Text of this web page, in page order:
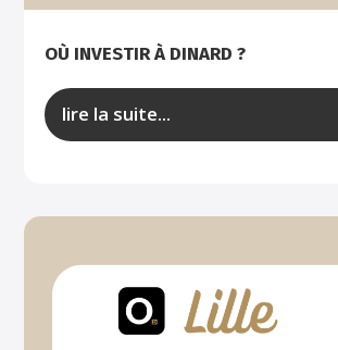
OÙ INVESTIR À DINARD ?
lire la suite...